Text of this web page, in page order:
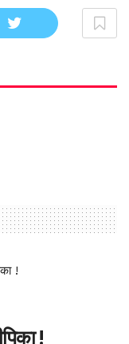
!
!